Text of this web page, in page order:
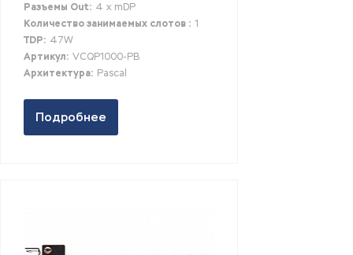
Разъемы Out: 4 x mDP
Количество занимаемых слотов : 1
TDP: 47W
Артикул: VCQP1000-PB
Архитектура: Pascal
Подробнее